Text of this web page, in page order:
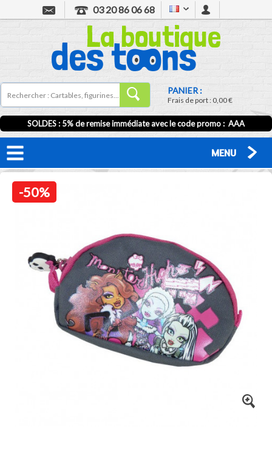
03 20 86 06 68
PANIER :
Frais de port :0,00 €
SOLDES : 5% de remise immédiate avec le code promo : AAA
MENU
-50%